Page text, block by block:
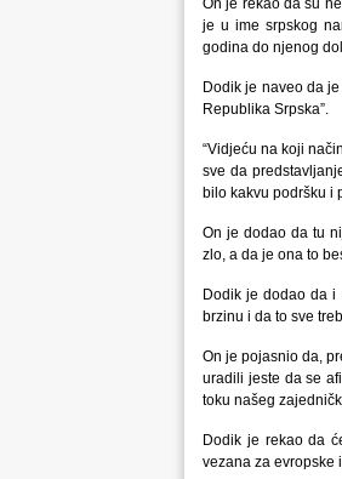
On je rekao da su
je u ime srpskog
godina do njenog
Dodik je naveo da
Republika Srpska”.
“Vidjeću na koji
sve da
bilo kakvu podršku i
On je dodao da tu
zlo, a da je ona to
Dodik je dodao da i
brzinu i da to sve
On je pojasnio da,
uradili jeste da se
toku našeg
Dodik je rekao da
vezana za evropske